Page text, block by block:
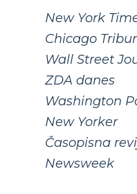
New York
Chicago
Wall Street
ZDA danes
Washington
New Yorker
Časopisna
Newsweek